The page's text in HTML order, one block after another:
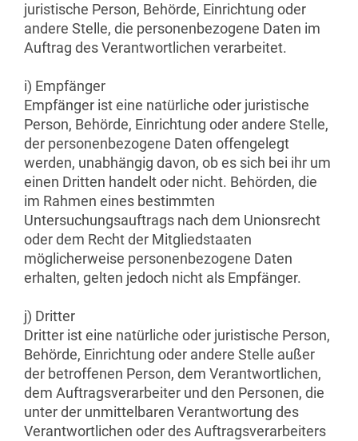
juristische Person, Behörde, Einrichtung oder
andere Stelle, die personenbezogene Daten im
Auftrag des Verantwortlichen verarbeitet.
i) Empfänger
Empfänger ist eine natürliche oder juristische
Person, Behörde, Einrichtung oder andere Stelle,
der personenbezogene Daten offengelegt
werden, unabhängig davon, ob es sich bei ihr um
einen Dritten handelt oder nicht. Behörden, die
im Rahmen eines bestimmten
Untersuchungsauftrags nach dem Unionsrecht
oder dem Recht der Mitgliedstaaten
möglicherweise personenbezogene Daten
erhalten, gelten jedoch nicht als Empfänger.
j) Dritter
Dritter ist eine natürliche oder juristische Person,
Behörde, Einrichtung oder andere Stelle außer
der betroffenen Person, dem Verantwortlichen,
dem Auftragsverarbeiter und den Personen, die
unter der unmittelbaren Verantwortung des
Verantwortlichen oder des Auftragsverarbeiters